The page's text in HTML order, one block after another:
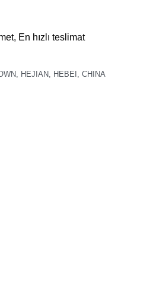
En hızlı teslimat
HEJIAN, HEBEI, CHINA